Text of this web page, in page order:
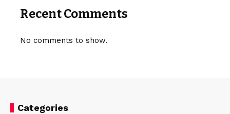
Recent Comments
No comments to show.
Categories